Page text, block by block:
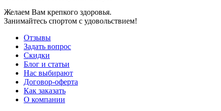
Желаем Вам крепкого здоровья.
Занимайтесь спортом с удовольствием!
Отзывы
Задать вопрос
Скидки
Блог и статьи
Нас выбирают
Договор-оферта
Как заказать
О компании